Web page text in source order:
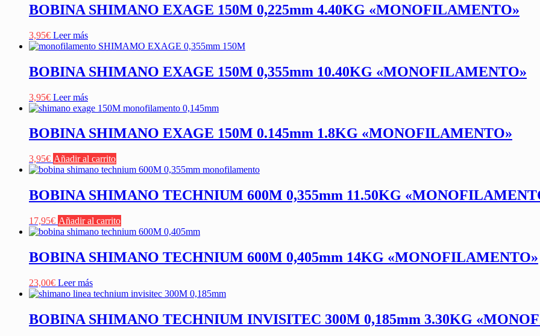
BOBINA SHIMANO EXAGE 150M 0,225mm 4.40KG «MONOFILAMENTO»
3,95€ Leer más
BOBINA SHIMANO EXAGE 150M 0,355mm 10.40KG «MONOFILAMENTO»
3,95€ Leer más
BOBINA SHIMANO EXAGE 150M 0.145mm 1.8KG «MONOFILAMENTO»
3,95€ Añadir al carrito
BOBINA SHIMANO TECHNIUM 600M 0,355mm 11.50KG
17,95€ Añadir al carrito
BOBINA SHIMANO TECHNIUM 600M 0,405mm 14KG «MONOFILAMENTO»
23,00€ Leer más
BOBINA SHIMANO TECHNIUM INVISITEC 300M 0,185mm 3.30KG